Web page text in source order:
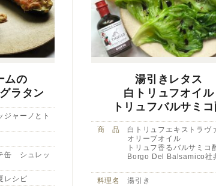
ムの
ラタン
ジャーノとト
缶 シュレッ
レシピ
湯引きレタス
白トリュフオイル
トリュフバルサミ
商 品
白トリュフエキストラヴ
オリーブオイル
トリュフ香るバルサミコ
Borgo Del Balsamico社
料理名
湯引き